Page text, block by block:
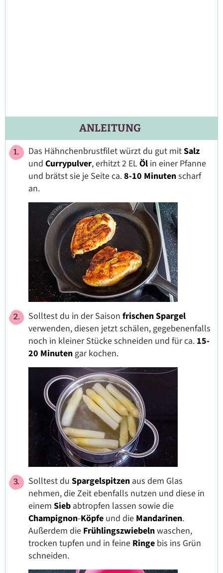
ANLEITUNG
Das Hähnchenbrustfilet würzt du gut mitSalz
und Currypulver, erhitzt 2 ELÖl in einer Pfanne
und brätst sie je Seite ca.8-10 Minutenscharf
an.
Solltest du in der Saison frischen Spargel
verwenden, diesen jetzt schälen, gegebenenfalls
noch in kleiner Stücke schneiden und für ca. 15-
20 Minuten gar kochen.
Solltest du Spargelspitzen aus dem Glas
nehmen, die Zeit ebenfalls nutzen und diese in
einem Sieb abtropfen lassen sowie die
Champignon-Köpfe und die Mandarinen.
Außerdem die Frühlingszwiebelnwaschen,
trocken tupfen und in feine Ringe bis ins Grün
schneiden.